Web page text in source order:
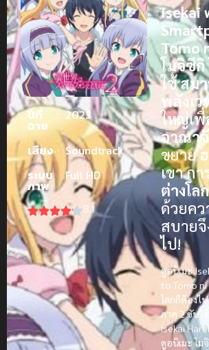
ปีที่
ฉาย
2023
เสียง
Soundtrack
ระบบ
ภาพ
Full HD
8.1
Isekai
Tomo
โมจิซึกิ
ใช้สม
พลังเ
ใหญ่เพื่
อาณา
ขยาย
เขา ก
ต่างโลก
ด้วยคว
สบาย
ไป!
ดูอนิเมะ
to Tomo
โลกก็ต้องไ
ภาค 2 ซับไ
Isekai
ดูอนิเมะโม